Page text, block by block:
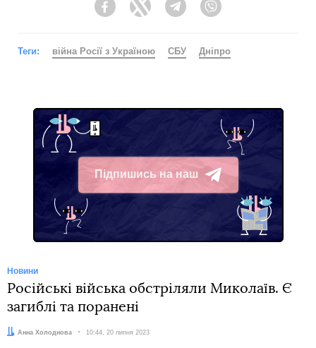
FacebookTwitter Telegram
Теги: війна Росії з Україною СБУ Дніпро
Підпишись на наш
Telegram
Новини
Російські війська обстріляли Миколаїв. Є
загиблі та поранені
Автор:
Анна Холоднова Дата:
10:44, 20 липня 2023